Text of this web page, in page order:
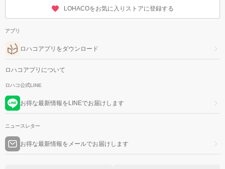
LOHACOをお気に入りストアに登録する
アプリ
ロハコアプリをダウンロード
ロハコアプリについて
ロハコ公式LINE
お得な最新情報をLINEでお届けします
ニュースレター
お得な最新情報をメールでお届けします